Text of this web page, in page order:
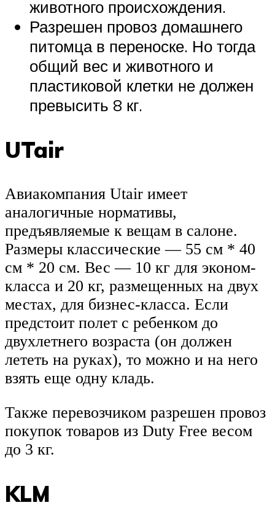
животного происхождения.
Разрешен провоз домашнего
питомца в переноске. Но тогда
общий вес и животного и
пластиковой клетки не должен
превысить 8 кг.
UTair
Авиакомпания Utair имеет
аналогичные нормативы,
предъявляемые к вещам в салоне.
Размеры классические — 55 см * 40
см * 20 см. Вес — 10 кг для эконом-
класса и 20 кг, размещенных на двух
местах, для бизнес-класса. Если
предстоит полет с ребенком до
двухлетнего возраста (он должен
лететь на руках), то можно и на него
взять еще одну кладь.
Также перевозчиком разрешен провоз
покупок товаров из Duty Free весом
до 3 кг.
KLM